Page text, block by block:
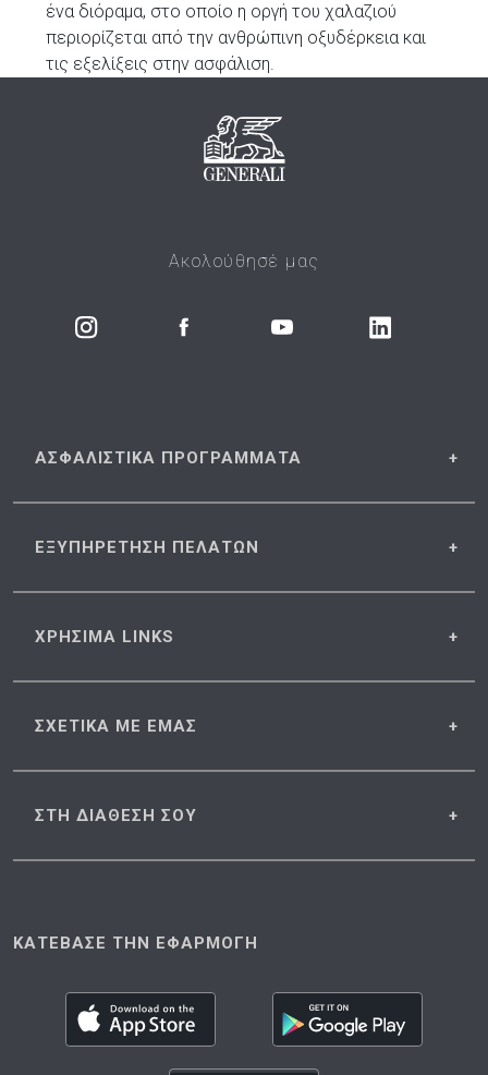
ένα διόραμα, στο οποίο η οργή του χαλαζιού
περιορίζεται από την ανθρώπινη οξυδέρκεια και
τις εξελίξεις στην ασφάλιση.
Ακολούθησέ μας
ΑΣΦΑΛΙΣΤΙΚΑ ΠΡΟΓΡΑΜΜΑΤΑ
ΕΞΥΠΗΡΕΤΗΣΗ ΠΕΛΑΤΩΝ
ΧΡΗΣΙΜΑ LINKS
ΣΧΕΤΙΚΑ ΜΕ ΕΜΑΣ
ΣΤΗ ΔΙΑΘΕΣΗ ΣΟΥ
ΚΑΤΕΒΑΣΕ ΤΗΝ ΕΦΑΡΜΟΓΗ